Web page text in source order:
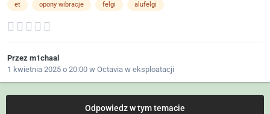
et opony wibracje felgi alufelgi
Przez m1chaal
1 kwietnia 2025 o 20:00 w Octavia w eksploatacji
Odpowiedz w tym temacie